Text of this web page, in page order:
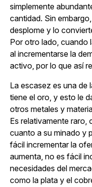
simplemente
cantidad. Sin
desplome y lo
Por otro lado, cuando
al incrementarse la
activo, por lo que así
La escasez es una de
tiene el oro, y esto le
otros metales y
Es relativamente raro,
cuanto a su minado y
fácil incrementar la
aumenta, no es fácil
necesidades del
como la plata y el